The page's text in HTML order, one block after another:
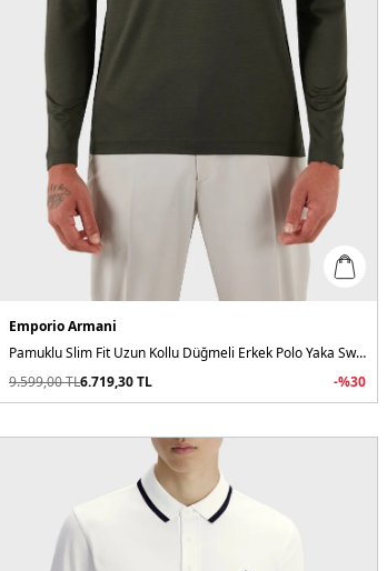
Emporio Armani
Pamuklu Slim Fit Uzun Kollu Düğmeli Erkek Polo Yaka Sweat
9.599,00TL6.719,30TL -%30